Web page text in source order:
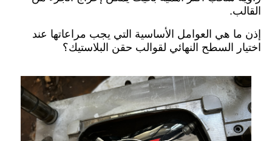
القالب.
إذن ما هي العوامل الأساسية التي يجب مراعاتها عند
اختيار السطح النهائي لقوالب حقن البلاستيك؟